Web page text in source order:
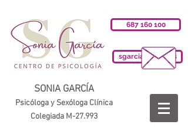
687 160 100
sgarciab@cop.es
SONIA GARCÍA
Psicóloga y Sexóloga Clínica
Colegiada M-27.993